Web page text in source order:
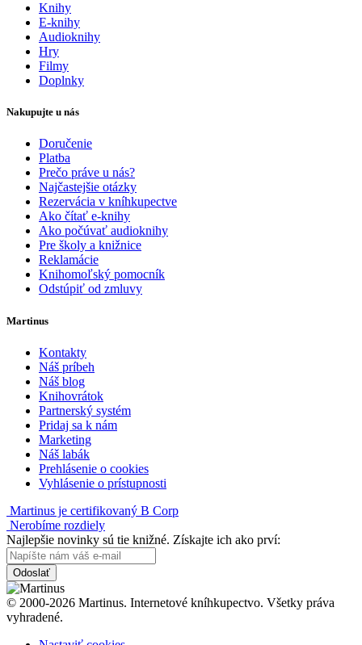
Knihy
E-knihy
Audioknihy
Hry
Filmy
Doplnky
Nakupujte u nás
Doručenie
Platba
Prečo práve u nás?
Najčastejšie otázky
Rezervácia v kníhkupectve
Ako čítať e-knihy
Ako počúvať audioknihy
Pre školy a knižnice
Reklamácie
Knihomoľský pomocník
Odstúpiť od zmluvy
Martinus
Kontakty
Náš príbeh
Náš blog
Knihovrátok
Partnerský systém
Pridaj sa k nám
Marketing
Náš labák
Prehlásenie o cookies
Vyhlásenie o prístupnosti
Martinus je certifikovaný B Corp
Nerobíme rozdiely
Najlepšie novinky sú tie knižné. Získajte ich ako prví:
Odoslať
© 2000-2026 Martinus. Internetové kníhkupectvo. Všetky práva
vyhradené.